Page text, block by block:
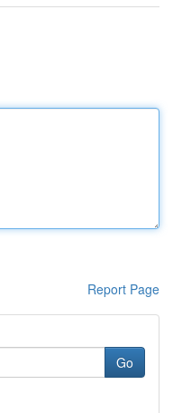
Report Page
Go